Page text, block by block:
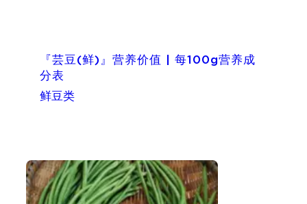
『芸豆(鲜)』营养价值 | 每100g营养成
分表
鲜豆类